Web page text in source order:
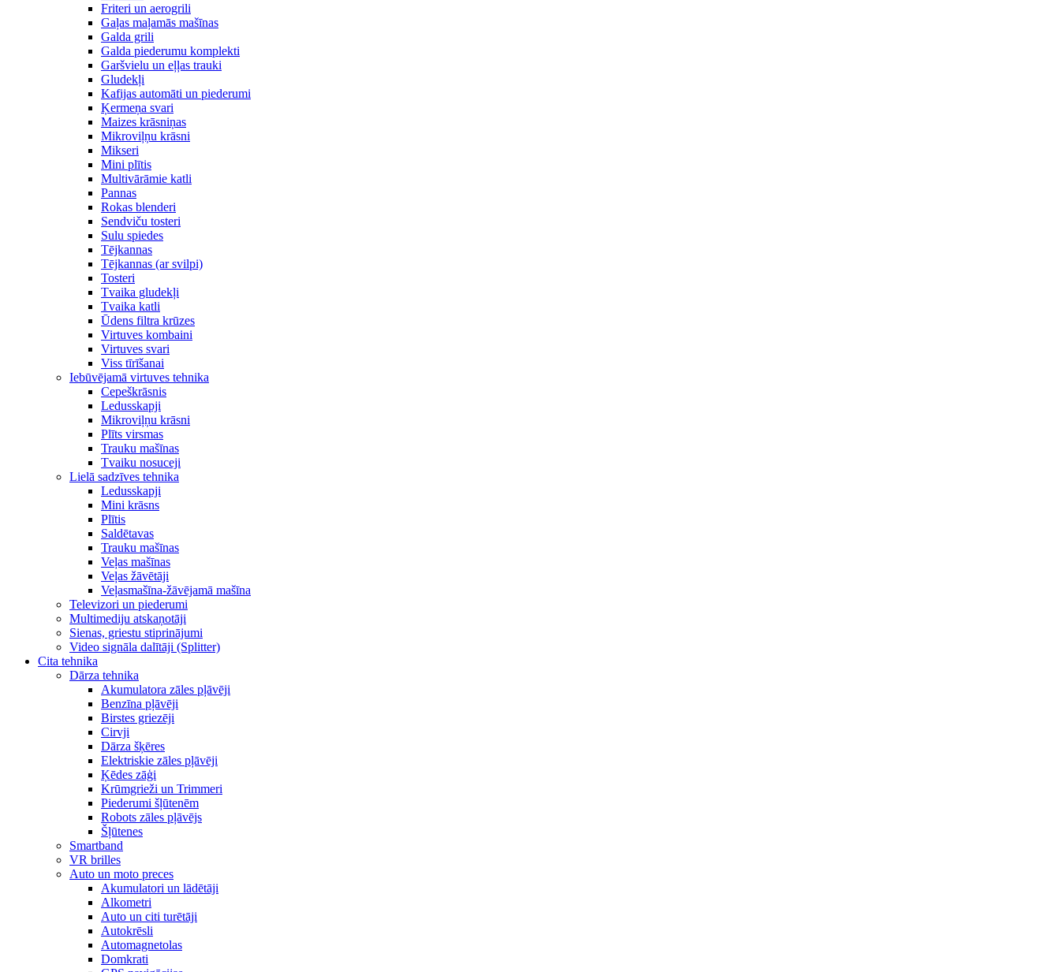
Friteri un aerogrili
Gaļas maļamās mašīnas
Galda grili
Galda piederumu komplekti
Garšvielu un eļļas trauki
Gludekļi
Kafijas automāti un piederumi
Ķermeņa svari
Maizes krāsniņas
Mikroviļņu krāsni
Mikseri
Mini plītis
Multivārāmie katli
Pannas
Rokas blenderi
Sendviču tosteri
Sulu spiedes
Tējkannas
Tējkannas (ar svilpi)
Tosteri
Tvaika gludekļi
Tvaika katli
Ūdens filtra krūzes
Virtuves kombaini
Virtuves svari
Viss tīrīšanai
Iebūvējamā virtuves tehnika
Cepeškrāsnis
Ledusskapji
Mikroviļņu krāsni
Plīts virsmas
Trauku mašīnas
Tvaiku nosuceji
Lielā sadzīves tehnika
Ledusskapji
Mini krāsns
Plītis
Saldētavas
Trauku mašīnas
Veļas mašīnas
Veļas žāvētāji
Veļasmašīna-žāvējamā mašīna
Televizori un piederumi
Multimediju atskaņotāji
Sienas, griestu stiprinājumi
Video signāla dalītāji (Splitter)
Cita tehnika
Dārza tehnika
Akumulatora zāles pļāvēji
Benzīna pļāvēji
Birstes griezēji
Cirvji
Dārza šķēres
Elektriskie zāles pļāvēji
Ķēdes zāģi
Krūmgrieži un Trimmeri
Piederumi šļūtenēm
Robots zāles pļāvējs
Šļūtenes
Smartband
VR brilles
Auto un moto preces
Akumulatori un lādētāji
Alkometri
Auto un citi turētāji
Autokrēsli
Automagnetolas
Domkrati